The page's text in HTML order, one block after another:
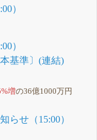
）
）
基準〕(連結)
増の36億1000万円
らせ（15:00）